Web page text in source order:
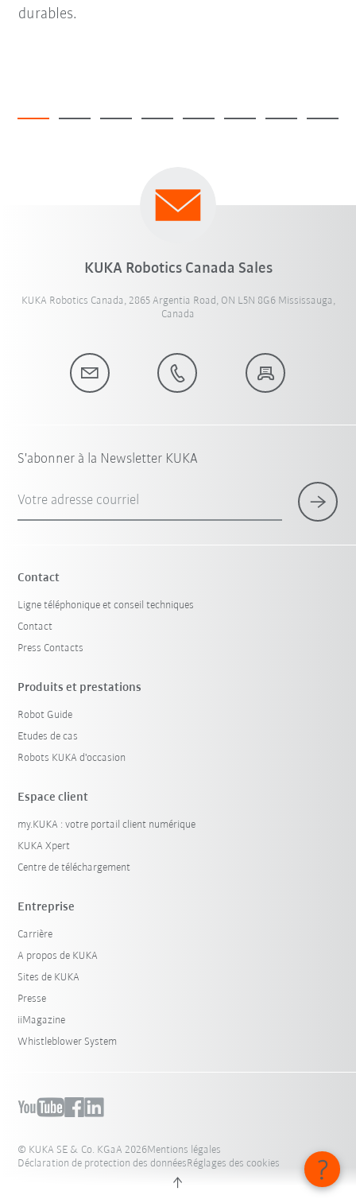
durables.
KUKA Robotics Canada Sales
KUKA Robotics Canada, 2865 Argentia Road, ON L5N 8G6 Mississauga,
Canada
S'abonner à la Newsletter KUKA
Votre adresse courriel
Contact
Ligne téléphonique et conseil techniques
Contact
Press Contacts
Produits et prestations
Robot Guide
Etudes de cas
Robots KUKA d'occasion
Espace client
my.KUKA : votre portail client numérique
KUKA Xpert
Centre de téléchargement
Entreprise
Carrière
A propos de KUKA
Sites de KUKA
Presse
iiMagazine
Whistleblower System
© KUKA SE & Co. KGaA 2026Mentions légales
Déclaration de protection des données Réglages des cookies